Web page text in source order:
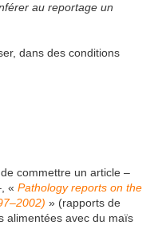
au reportage un
dans des conditions
commettre un article –
« Pathology reports on the
» (rapports de
alimentées avec du maïs